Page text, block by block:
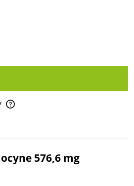
kosztów płatności
576,6 mg